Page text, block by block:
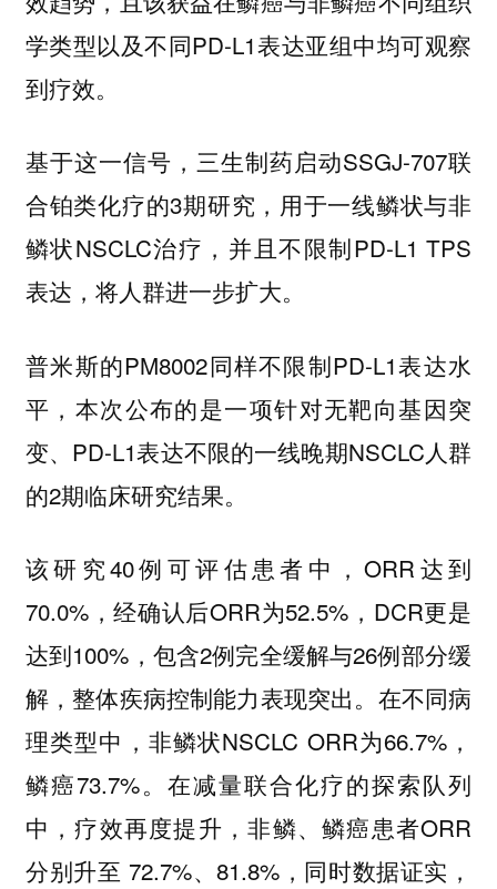
学类型以及不同PD-L1表达亚组中均可观察
到疗效。
基于这一信号，三生制药启动SSGJ-707联
合铂类化疗的3期研究，用于一线鳞状与非
鳞状NSCLC治疗，并且不限制PD-L1 TPS
表达，将人群进一步扩大。
普米斯的PM8002同样不限制PD-L1表达水
平，本次公布的是一项针对无靶向基因突
变、PD-L1表达不限的一线晚期NSCLC人群
的2期临床研究结果。
该研究40例可评估患者中，ORR达到
70.0%，经确认后ORR为52.5%，DCR更是
达到100%，包含2例完全缓解与26例部分缓
解，整体疾病控制能力表现突出。在不同病
理类型中，非鳞状NSCLC ORR为66.7%，
鳞癌73.7%。在减量联合化疗的探索队列
中，疗效再度提升，非鳞、鳞癌患者ORR
分别升至 72.7%、81.8%，同时数据证实，